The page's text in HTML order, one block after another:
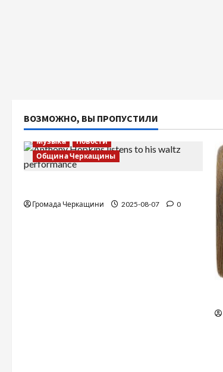
ВОЗМОЖНО, ВЫ ПРОПУСТИЛИ
Музыка
Новости
Община Черкащины
Громада Черкащини 2025-08-07 0